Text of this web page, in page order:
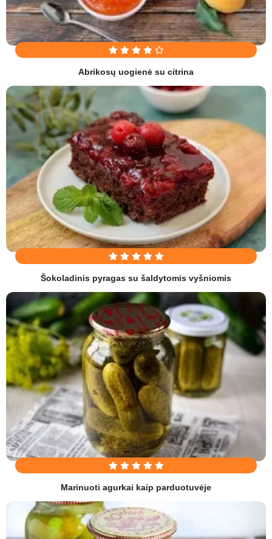
Abrikosų uogienė su citrina
Šokoladinis pyragas su šaldytomis vyšniomis
Marinuoti agurkai kaip parduotuvėje